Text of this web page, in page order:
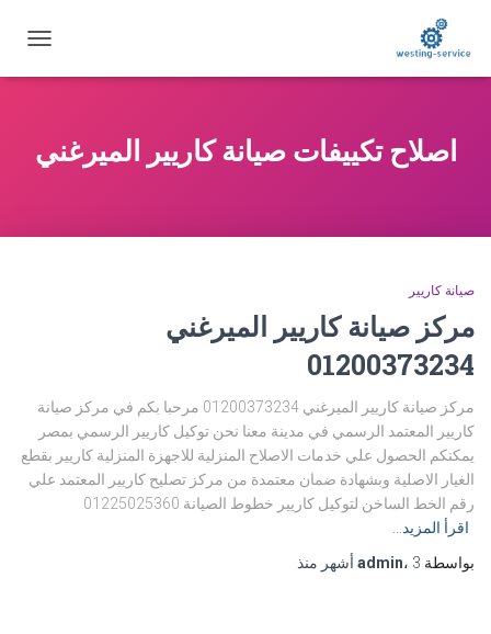
التنقل
اصلاح تكييفات صيانة كاريير الميرغني
صيانة كاريير
مركز صيانة كاريير الميرغني
01200373234
مركز صيانة كاريير الميرغني 01200373234 مرحبا بكم في مركز صيانة
كاريير المعتمد الرسمي في مدينة معنا نحن توكيل كاريير الرسمي بمصر
يمكنكم الحصول علي خدمات الاصلاح المنزلية للاجهزة المنزلية كاريير بقطع
الغيار الاصلية وبشهادة ضمان معتمدة من مركز تصليح كاريير المعتمد علي
رقم الخط الساخن لتوكيل كاريير خطوط الصيانة 01225025360
اقرأ المزيد…
بواسطة
admin، 3 أشهر منذ